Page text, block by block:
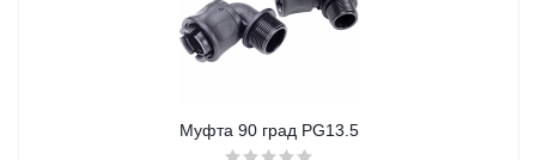
Муфта 90 град PG13.5